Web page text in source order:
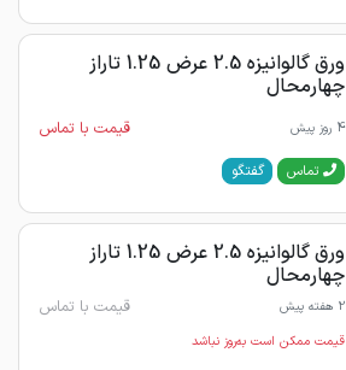
ورق گالوانیزه 2.5 عرض 1.25 تاراز
چهارمحال
4 روز پیش قیمت با تماس
تماس گفتگو
ورق گالوانیزه 2.5 عرض 1.25 تاراز
چهارمحال
2 هفته پیش قیمت با تماس
قیمت ممکن است به‌روز نباشد